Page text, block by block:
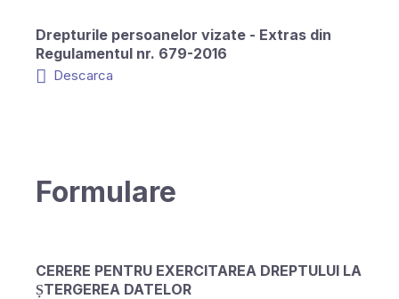
Drepturile persoanelor vizate - Extras din
Regulamentul nr. 679-2016
Descarca
Formulare
CERERE PENTRU EXERCITAREA DREPTULUI LA
ȘTERGEREA DATELOR